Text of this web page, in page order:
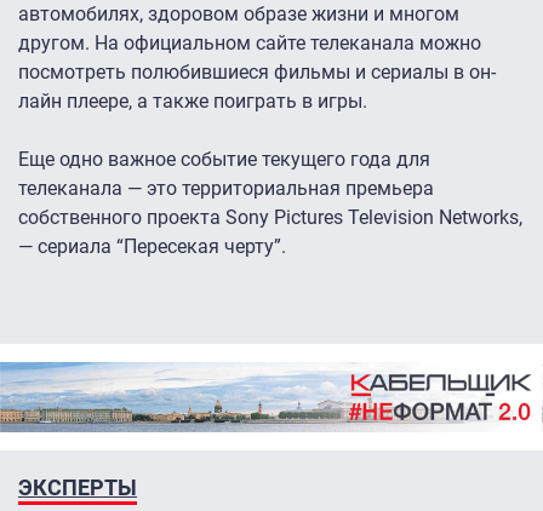
автомобилях, здоровом образе жизни и многом
другом. На официальном сайте телеканала можно
посмотреть полюбившиеся фильмы и сериалы в он-
лайн плеере, а также поиграть в игры.
Еще одно важное событие текущего года для
телеканала — это территориальная премьера
собственного проекта Sony Pictures Television Networks,
— сериала “Пересекая черту”.
ЭКСПЕРТЫ